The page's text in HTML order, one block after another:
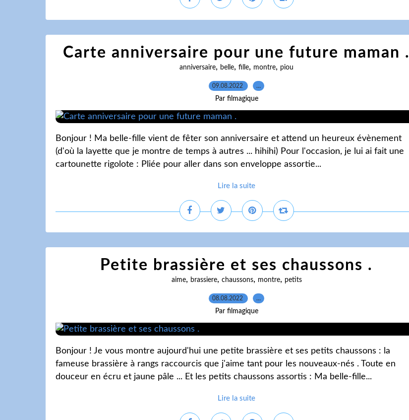
Carte anniversaire pour une future maman .
anniversaire, belle, fille, montre, piou
09.08.2022 …
Par filmagique
Bonjour ! Ma belle-fille vient de fêter son anniversaire et attend un heureux évènement
(d'où la layette que je montre de temps à autres ... hihihi) Pour l'occasion, je lui ai fait une
cartounette rigolote : Pliée pour aller dans son enveloppe assortie...
Lire la suite
Petite brassière et ses chaussons .
aime, brassiere, chaussons, montre, petits
08.08.2022 …
Par filmagique
Bonjour ! Je vous montre aujourd'hui une petite brassière et ses petits chaussons : la
fameuse brassière à rangs raccourcis que j'aime tant pour les nouveaux-nés . Toute en
douceur en écru et jaune pâle ... Et les petits chaussons assortis : Ma belle-fille...
Lire la suite